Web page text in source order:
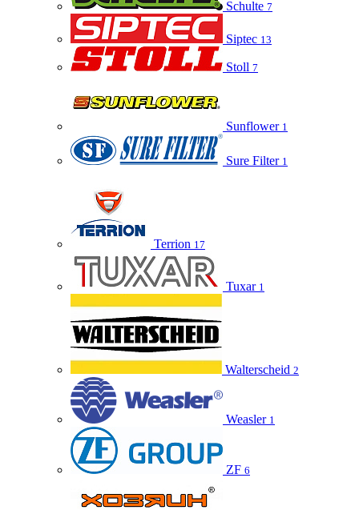
Schulte 7
Siptec 13
Stoll 7
Sunflower 1
Sure Filter 1
Terrion 17
Tuxar 1
Walterscheid 2
Weasler 1
ZF 6